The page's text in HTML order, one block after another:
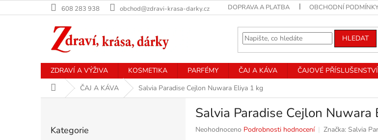
na
608 283 938 obchod@zdravi-krasa-darky.cz DOPRAVA A PLATBA OBCHODNÍ
HLEDAT
ZDRAVÍ A VÝŽIVA KOSMETIKA PARFÉMY ČAJ A KÁVA ČAJOVÉ PŘÍSLUŠENSTVÍ
Domů ČAJ A KÁVA Salvia Paradise Cejlon Nuwara Eliya 1 kg
kategorie
Kategorie
Salvia Paradise Cejlon Nuwara
Průměrné
Neohodnoceno Podrobnosti hodnocení Značka: Salvia